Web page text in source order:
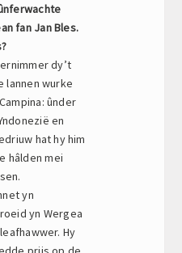
fan Jan Bles.
dy’t
lannen wurke
ûnder
en
hat hy him
hâlden mei
yn
yn Wergea
Hy